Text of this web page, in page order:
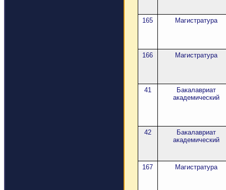
165 Магистратура
166 Магистратура
41
Бакалавриат
академический
42
Бакалавриат
академический
167 Магистратура